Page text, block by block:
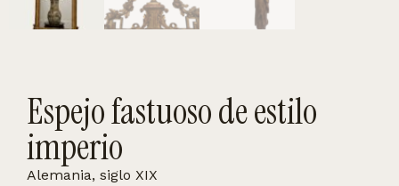
Espejo fastuoso de estilo
imperio
Alemania, siglo XIX